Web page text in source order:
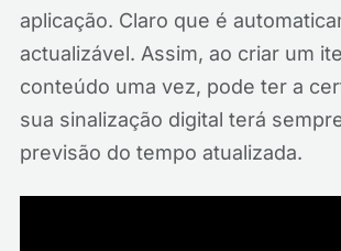
aplicação. Claro que é
actualizável. Assim, ao criar um
conteúdo uma vez, pode ter a
sua sinalização digital terá
previsão do tempo atualizada.